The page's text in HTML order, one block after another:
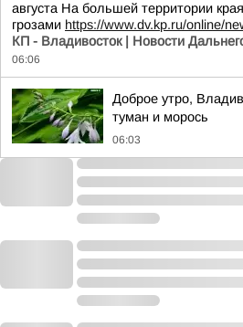
августа На большей территории
грозами https://www.dv.kp.ru/online/
КП - Владивосток | Новости
06:06
Доброе утро,
туман и морось
06:03